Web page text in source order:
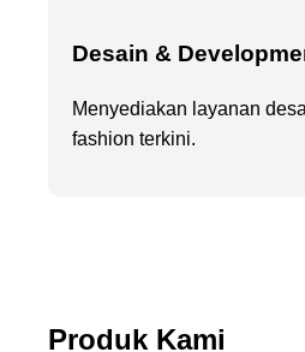
Desain &
Menyediakan layanan
fashion terkini.
Produk Kami